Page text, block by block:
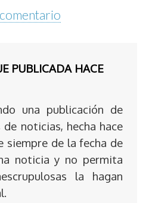
PUBLICADA HACE
una publicación de
noticias, hecha hace
siempre de la fecha de
noticia y no permita
la hagan